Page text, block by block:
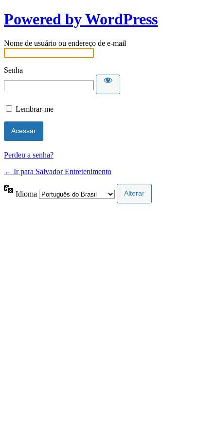
Powered by WordPress
Nome de usuário ou endereço de e-mail
Senha
Lembrar-me
Perdeu a senha?
← Ir para Salvador Entretenimento
Idioma